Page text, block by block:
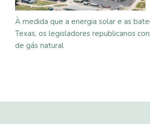
À medida que a energia solar e as
Texas, os legisladores republicanos
de gás natural